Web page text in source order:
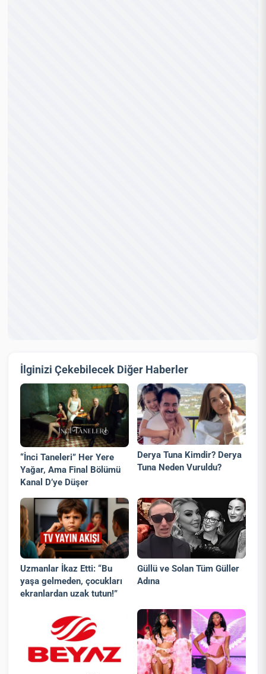
İlginizi Çekebilecek Diğer Haberler
“İnci Taneleri” Her Yere
Yağar, Ama Final Bölümü
Kanal D’ye Düşer
Derya Tuna Kimdir? Derya
Tuna Neden Vuruldu?
Uzmanlar İkaz Etti: “Bu
yaşa gelmeden, çocukları
ekranlardan uzak tutun!”
Güllü ve Solan Tüm Güller
Adına